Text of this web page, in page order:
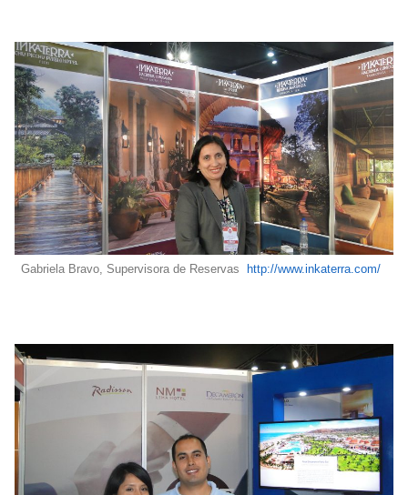
Gabriela Bravo, Supervisora de Reservas http://www.inkaterra.com/